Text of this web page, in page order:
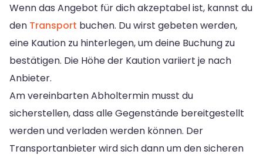
Wenn das Angebot für dich akzeptabel ist, kannst du
den Transport buchen. Du wirst gebeten werden,
eine Kaution zu hinterlegen, um deine Buchung zu
bestätigen. Die Höhe der Kaution variiert je nach
Anbieter.
Am vereinbarten Abholtermin musst du
sicherstellen, dass alle Gegenstände bereitgestellt
werden und verladen werden können. Der
Transportanbieter wird sich dann um den sicheren